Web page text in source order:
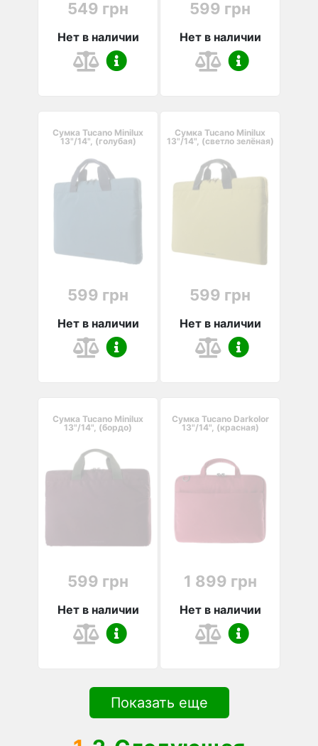
549 грн
Нет в наличии
599 грн
Нет в наличии
Сумка Tucano Minilux
13"/14", (голубая)
599 грн
Нет в наличии
Сумка Tucano Minilux
13"/14", (светло зелёная)
599 грн
Нет в наличии
Сумка Tucano Minilux
13"/14", (бордо)
599 грн
Нет в наличии
Сумка Tucano Darkolor
13"/14", (красная)
1 899 грн
Нет в наличии
Показать еще